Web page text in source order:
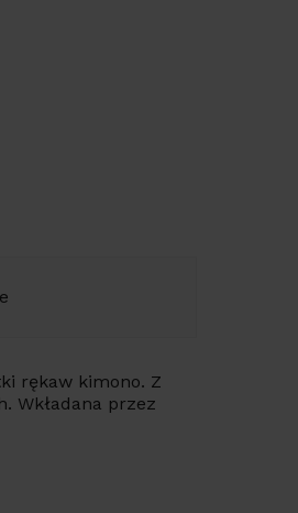
rękaw kimono. Z
Wkładana przez